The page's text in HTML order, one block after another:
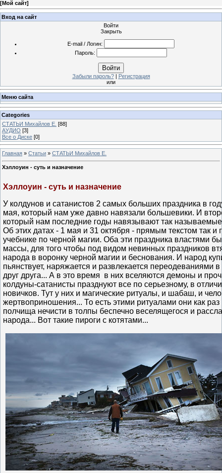
[Мой сайт]
Вход на сайт
Войти
Закрыть
E-mail / Логин:
Пароль:
Войти
Забыли пароль?| Регистрация
или
Меню сайта
Categories
СТАТЬИ Михайлов Е. [88]
АУДИО [3]
Все о Диске [0]
Главная » Статьи » СТАТЬИ Михайлов Е.
Хэллоуин - суть и назначение
Хэллоуин - суть и назначение
У колдунов и сатанистов 2 самых больших праздника в
мая, который нам уже давно навязали большевики. И
который нам последние годы навязывают так
Об этих датах - 1 мая и 31 октября - прямым текстом так и
учебнике по черной магии. Оба эти праздника властями
массы, для того чтобы под видом невинных праздников
народа в воронку черной магии и беснования. И народ
пьянствует, наряжается и развлекается переодеваниями в
друг друга... А в это время в них вселяются демоны и
колдуны-сатанисты празднуют все по серьезному, в
новичков. Тут у них и магические ритуалы, и шабаш, и
жертвоприношения... То есть этими ритуалами они как
полчища нечисти в толпы беспечно веселящегося и
народа... Вот такие пироги с котятами...